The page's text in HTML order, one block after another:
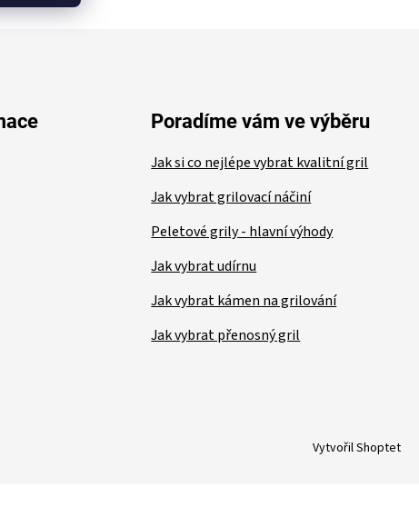
Poradíme vám ve výběru
Jak si co nejlépe vybrat kvalitní gril
Jak vybrat grilovací náčiní
Peletové grily - hlavní výhody
Jak vybrat udírnu
Jak vybrat kámen na grilování
Jak vybrat přenosný gril
Vytvořil Shoptet